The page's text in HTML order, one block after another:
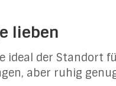
lieben
ideal der Standort
aber ruhig